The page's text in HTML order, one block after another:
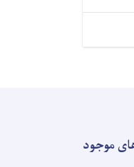
موجود